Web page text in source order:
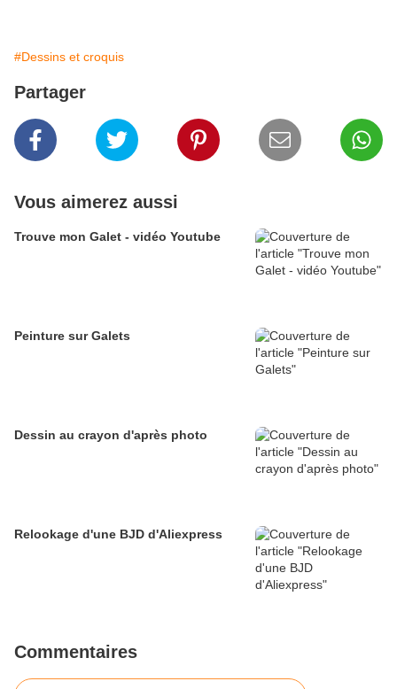
#Dessins et croquis
Partager
Vous aimerez aussi
Trouve mon Galet - vidéo Youtube
Peinture sur Galets
Dessin au crayon d'après photo
Relookage d'une BJD d'Aliexpress
Commentaires